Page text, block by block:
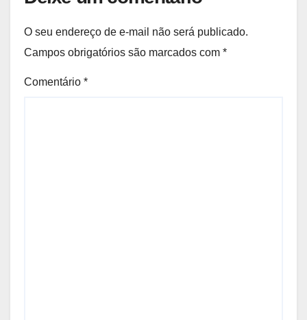
O seu endereço de e-mail não será publicado.
Campos obrigatórios são marcados com *
Comentário *